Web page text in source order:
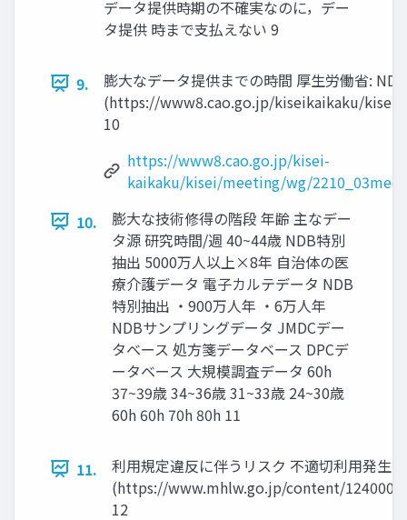
データ提供時期の不確実なのに，デー
タ提供 時まで支払えない 9
9.
膨大なデータ提供までの時間 厚生労働省:
(https://www8.cao.go.jp/kiseikaikaku/
10
https://www8.cao.go.jp/kisei-
kaikaku/kisei/meeting/wg/
10.
膨大な技術修得の階段 年齢 主なデー
タ源 研究時間/週 40~44歳 NDB特別
抽出 5000万人以上×8年 自治体の医
療介護データ 電子カルテデータ NDB
特別抽出 ・900万人年 ・6万人年
NDBサンプリングデータ JMDCデー
タベース 処方箋データベース DPCデ
ータベース 大規模調査データ 60h
37~39歳 34~36歳 31~33歳 24~30歳
60h 60h 70h 80h 11
11.
利用規定違反に伴うリスク 不適切利用発生
(https://www.mhlw.go.jp/content/
12